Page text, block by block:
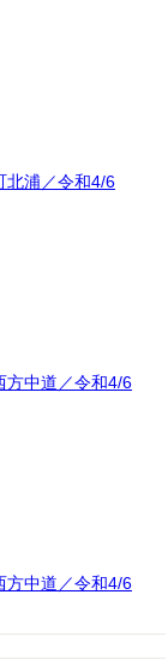
北浦／令和4/6
中道／令和4/6
中道／令和4/6